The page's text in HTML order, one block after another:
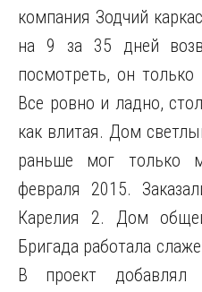
компания Зодчий
на 9 за 35 дней
посмотреть, он только
Все ровно и ладно,
как влитая. Дом
раньше мог только
февраля 2015.
Карелия 2. Дом
Бригада работала
В проект